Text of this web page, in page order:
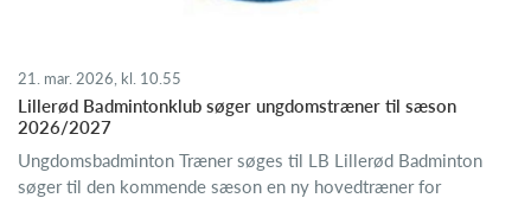
21. mar. 2026, kl. 10.55
Lillerød Badmintonklub søger ungdomstræner til sæson
2026/2027
Ungdomsbadminton Træner søges til LB Lillerød Badminton
søger til den kommende sæson en ny hovedtræner for